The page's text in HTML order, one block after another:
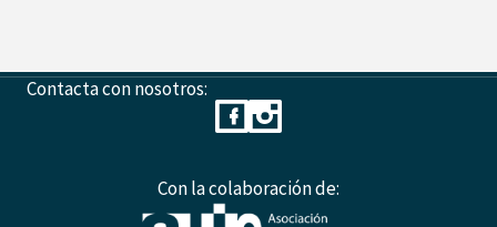
Contacta con nosotros:
Con la colaboración de: